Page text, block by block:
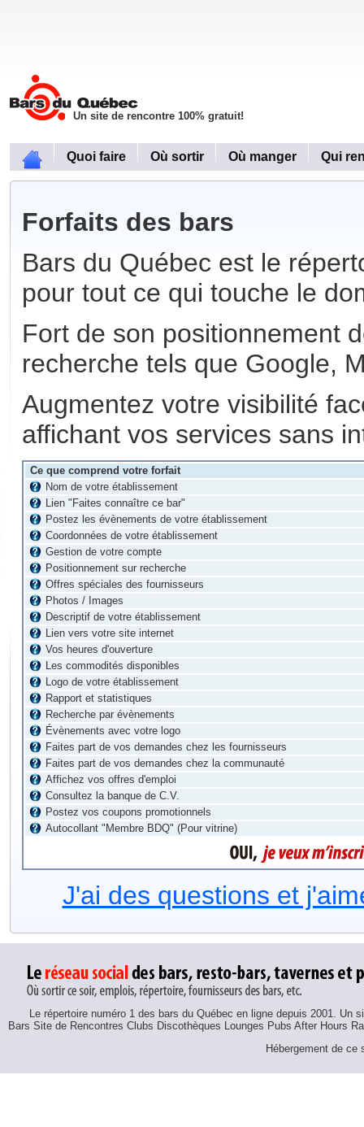
Un site de rencontre 100% gratuit!
Quoi faire Où sortir Où manger Qui
Forfaits des bars
Bars du Québec est le
pour tout ce qui touche le
Fort de son positionnement
recherche tels que Google,
Augmentez votre visibilité
affichant vos services sans
Ce que comprend votre forfait
Nom de votre établissement
Lien "Faites connaître ce bar"
Postez les évènements de votre établissement
Coordonnées de votre établissement
Gestion de votre compte
Positionnement sur recherche
Offres spéciales des fournisseurs
Photos / Images
Descriptif de votre établissement
Lien vers votre site internet
Vos heures d'ouverture
Les commodités disponibles
Logo de votre établissement
Rapport et statistiques
Recherche par évènements
Évènements avec votre logo
Faites part de vos demandes chez les fournisseurs
Faites part de vos demandes chez la communauté
Affichez vos offres d'emploi
Consultez la banque de C.V.
Postez vos coupons promotionnels
Autocollant "Membre BDQ" (Pour vitrine)
J'ai des questions et
Le répertoire numéro 1 des bars du Québec en ligne depuis 2001.
Bars Site de Rencontres Clubs Discothèques Lounges Pubs After Hours
Hébergement de ce